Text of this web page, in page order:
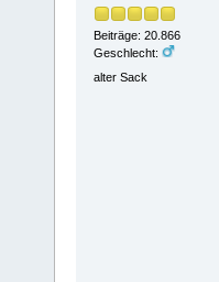
Beiträge: 20.866
Geschlecht:
alter Sack